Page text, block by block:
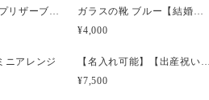
く場合がございます。お急ぎの方
お届け日時等にご指定がある場合
【商品について】
ミニョン 音符プリザーブドフラワー ピンク【発表会】【コンサート】【教室】
ガラスの靴 ブルー【結婚祝い・誕生日・記念日】
¥4,000
ニアレンジ
【名入れ可能】【出産祝い】【結婚祝い】プリザーブドフラワー フォトフレーム ベビーブルー
¥7,500